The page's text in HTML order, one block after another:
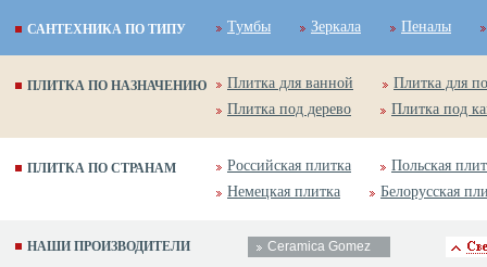
САНТЕХНИКА ПО ТИПУ Тумбы Зеркала Пеналы
ПЛИТКА ПО НАЗНАЧЕНИЮ Плитка для ванной
Плитка для
Плитка под дерево
Плитка под
ПЛИТКА ПО СТРАНАМ Российская плитка
Польская
Немецкая плитка
Белорусская
НАШИ ПРОИЗВОДИТЕЛИ Ceramica Gomez